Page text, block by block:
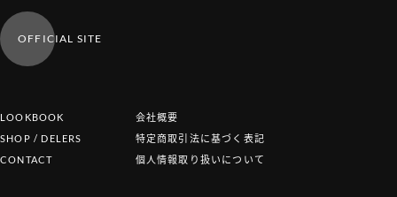
OFFICIAL SITE
LOOKBOOK
SHOP / DELERS
CONTACT
会社概要
特定商取引法に基づく表記
個人情報取り扱いについて